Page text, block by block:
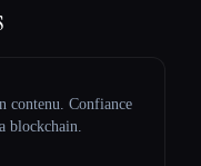
contenu. Confiance
blockchain.